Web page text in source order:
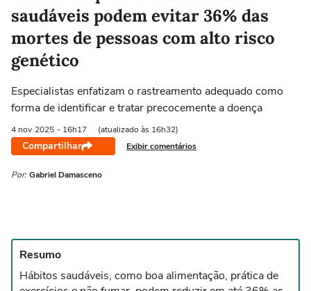
saudáveis podem evitar 36% das
mortes de pessoas com alto risco
genético
Especialistas enfatizam o rastreamento adequado como
forma de identificar e tratar precocemente a doença
4 nov 2025 - 16h17 (atualizado às 16h32)
Compartilhar Exibir comentários
Por: Gabriel Damasceno
Resumo
Hábitos saudáveis, como boa alimentação, prática de